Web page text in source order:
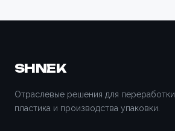
SHNEK
Отраслевые решения для переработки
пластика и производства упаковки.